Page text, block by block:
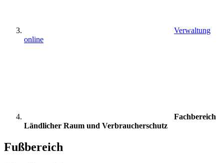
Verwaltung
online
Fachbereich
Ländlicher Raum und Verbraucherschutz
Fußbereich